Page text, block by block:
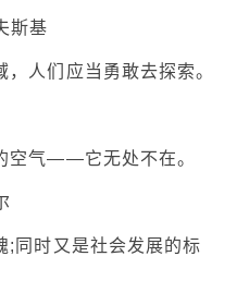
基
人们应当勇敢去探索。
空气——它无处不在。
;同时又是社会发展的标